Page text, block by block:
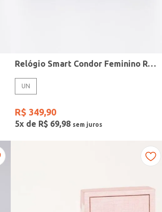
Relógio Smart Condor Feminino ROSE
UN
R$ 349,90
5x de R$ 69,98